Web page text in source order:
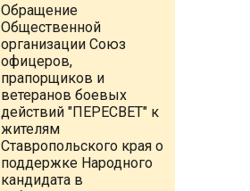
Обращение
Общественной
организации Союз
офицеров,
прапорщиков и
ветеранов боевых
действий "ПЕРЕСВЕТ" к
жителям
Ставропольского края о
поддержке Народного
кандидата в